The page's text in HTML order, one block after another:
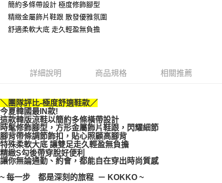
悠遊付
AFTEE先享後付
便利好安心！
１．簡單：不需註冊會員、不需綁卡、不需儲值。
【「AFTEE先享後付」結帳流程】
１．於結帳方式選擇「AFTEE先享後付」後，將跳轉至「AFTEE先享後付」
結帳頁面，進行簡訊認證並確認金額後，即可完成結帳。
２．訂單成立數日內，您將收到繳費通知簡訊。
３．收到繳費通知簡訊後14天內，點擊此簡訊中的連結，可透過四大超商／
ATM／網路銀行／等多元方式進行付款，方視為交易完成。
※ 請注意：結帳手續完成當下不需立刻繳費，但若您需要取消訂單，請聯絡
購買商品的店家。未經商家同意取消之訂單仍視為有效，需透過AFTEE先享
宅配通
每筆NT$100，滿NT$999(含以上)免運費
簡約多條帶設計 極度修飾腳型
精緻金屬飾片鞋跟 散發優雅氛圍
舒適柔軟大底 走久輕盈無負擔
詳細說明 商品規格 相關推薦
＼團隊評比-極度舒適鞋款／
今夏韓國最IN款!
這款韓版涼鞋以簡約多條橫帶設計
時髦修飾腳型，方形金屬飾片鞋跟，閃耀細節
腳背帶條調節飾扣，貼心照顧高腳背
特殊柔軟大底 讓雙足走久輕盈無負擔
精緻S勾後帶穿脫好便利
讓你無論通勤、約會，都能自在穿出時尚質感
~ 每一步 都是深刻的旅程 － KOKKO ~